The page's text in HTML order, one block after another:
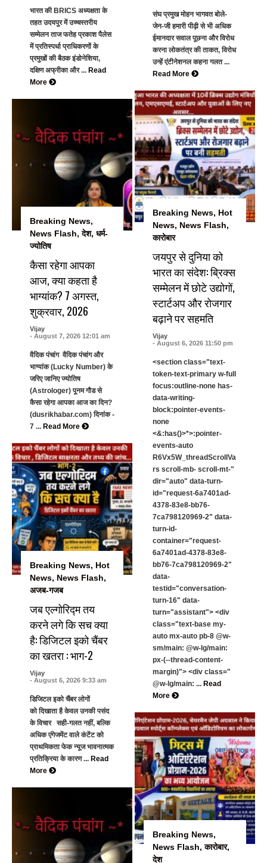
भारत की BRICS अध्यक्षता के
तहत उदयपुर में उच्चस्तरीय
सम्मेलन ताज फतेह प्रकाश पैलेस
में प्रतिस्पर्धा प्राधिकरणों के
प्रमुखों की बैठक इंडोनेशिया,
दक्षिण अफ्रीका और ... Read
More
Breaking News,
News Flash,देश, धर्म-
ज्योतिष
कैसा रहेगा आपका
आज, क्या कहता है
भाग्यांक? 7 अगस्त,
शुक्रवार, 2026
Vijay
- August 7, 2026 12:01 am
वैदिक पंचांग वैदिक पंचांग और
भाग्यांक (Lucky Number) के
जरिए जानिए ज्योतिष
(Astrologer) पूनम गौड से
कैसा रहेगा आपका आज का दिन?
(dusrikhabar.com) दिनांक -
7 ... Read More
Breaking News, Hot
News, News Flash,
अजब-गजब
जब एल्गोरिद्म तय
करने लगे कि सच क्या
है: डिजिटल इको चैंबर
का खतरा : भाग-2
Vijay
- August 6, 2026 9:33 am
डिजिटल इको चैंबर लोगों
को दिखाता है केवल उनकी पसंद
के विचार सही-गलत नहीं, बल्कि
अधिक एंगेजमेंट वाले कंटेंट को
प्राथमिकता फेक न्यूज भावनात्मक
प्रतिक्रिया के कारण ... Read
More
संघ प्रमुख मोहन भागवत बोले-
जेन-जी हमारी पीढ़ी से भी अधिक
ईमानदार सवाल पूछना और विरोध
करना लोकतंत्र की ताकत, विरोध
उन्हें एंटीनेशनल कहना गलत ...
Read More
Breaking News, Hot
News, News Flash,
कारोबार
जयपुर से दुनिया को
भारत का संदेश: ब्रिक्स
सम्मेलन में छोटे उद्योगों,
स्टार्टअप और रोजगार
बढ़ाने पर सहमति
Vijay
- August 6, 2026 11:50 pm
<section class="text-
token-text-primary w-full
focus:outline-none has-
data-writing-
block:pointer-events-
none
<&:has()>*>:pointer-
events-auto
R6Vx5W_threadScrollVa
rs scroll-mb- scroll-mt-"
dir="auto" data-turn-
id="request-6a7401ad-
4378-83e8-bb76-
7ca798120969-2" data-
turn-id-
container="request-
6a7401ad-4378-83e8-
bb76-7ca798120969-2"
data-
testid="conversation-
turn-16" data-
turn="assistant"> <div
class="text-base my-
auto mx-auto pb-8 @w-
sm/main: @w-lg/main:
px-(--thread-content-
margin)"> <div class="
@w-lg/main: ... Read
More
Breaking News,
News Flash,कारोबार,
देश